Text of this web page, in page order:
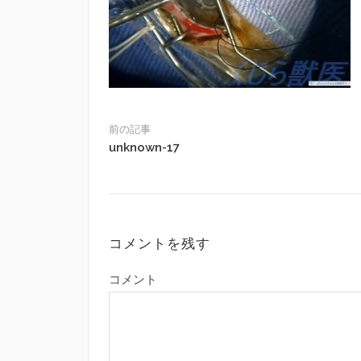
前の記事
unknown-17
コメントを残す
コメント